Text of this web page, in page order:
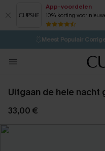
App-voordelen
10% korting voor
⚡️LAATSTE
🩱Meest Populair
💌Abonneer je &
Koop 2, krijg
Uitgaan de hele
33,00 €